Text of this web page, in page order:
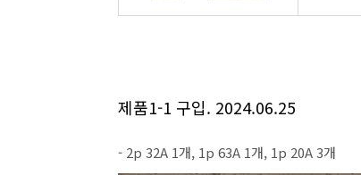
제품1-1 구입. 2024.06.25
- 2p 32A 1개, 1p 63A 1개, 1p 20A 3개